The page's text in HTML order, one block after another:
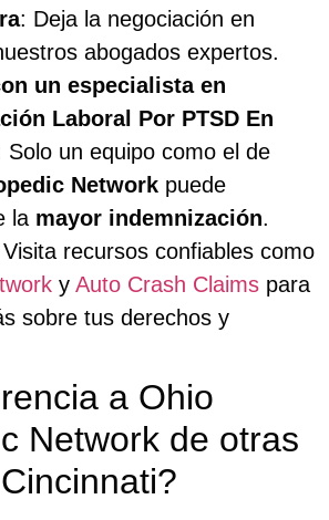
: Deja la negociación en
abogados expertos.
un especialista en
Laboral Por PTSD En
Solo un equipo como el de
Network puede
la mayor indemnización.
recursos confiables como
y Auto Crash Claims para
sobre tus derechos y
a Ohio
Network de otras